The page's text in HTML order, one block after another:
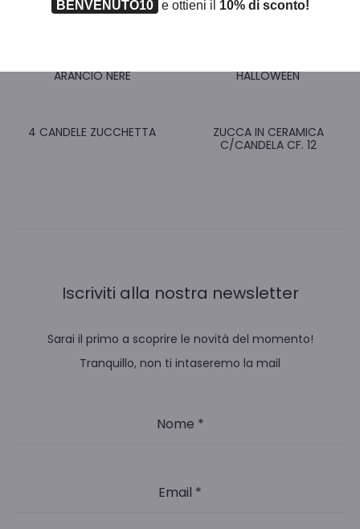
ARANCIO NERE
HALLOWEEN
4 CANDELE ZUCCHETTA
ZUCCA IN CERAMICA
C/CANDELA CF. 12
Iscriviti alla nostra newsletter
Sarai il primo a scoprire le novità del momento!
Tranquillo, non ti intaseremo la mail
Nome *
Email *
BENVENUTO10
e ottieni il 10% di sconto!